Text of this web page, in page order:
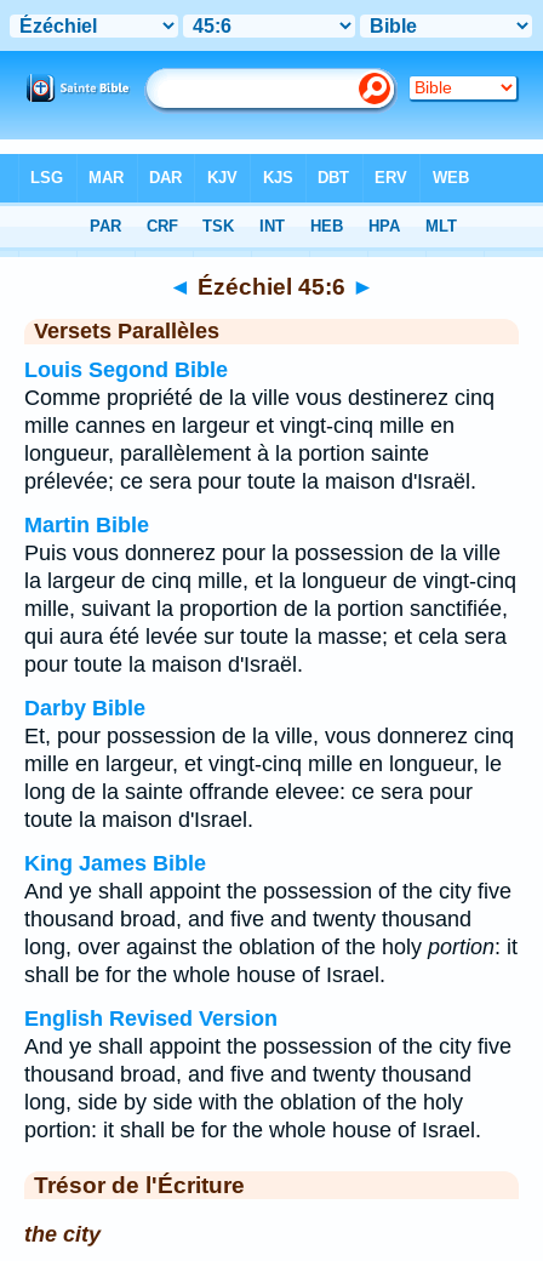
Chapitre 45> Verset 6
◄ Ézéchiel 45:6 ►
Versets Parallèles
Louis Segond Bible
Comme propriété de la ville vous destinerez cinq
mille cannes en largeur et vingt-cinq mille en
longueur, parallèlement à la portion sainte
prélevée; ce sera pour toute la maison d'Israël.
Martin Bible
Puis vous donnerez pour la possession de la ville
la largeur de cinq mille, et la longueur de vingt-cinq
mille, suivant la proportion de la portion sanctifiée,
qui aura été levée sur toute la masse; et cela sera
pour toute la maison d'Israël.
Darby Bible
Et, pour possession de la ville, vous donnerez cinq
mille en largeur, et vingt-cinq mille en longueur, le
long de la sainte offrande elevee: ce sera pour
toute la maison d'Israel.
King James Bible
And ye shall appoint the possession of the city five
thousand broad, and five and twenty thousand
long, over against the oblation of the holy portion: it
shall be for the whole house of Israel.
English Revised Version
And ye shall appoint the possession of the city five
thousand broad, and five and twenty thousand
long, side by side with the oblation of the holy
portion: it shall be for the whole house of Israel.
Trésor de l'Écriture
the city